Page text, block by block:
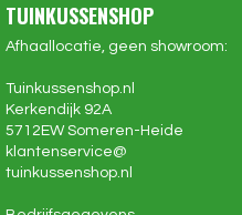
TUINKUSSENSHOP
Afhaallocatie, geen showroom:
Tuinkussenshop.nl
Kerkendijk 92A
5712EW Someren-Heide
klantenservice@
tuinkussenshop.nl